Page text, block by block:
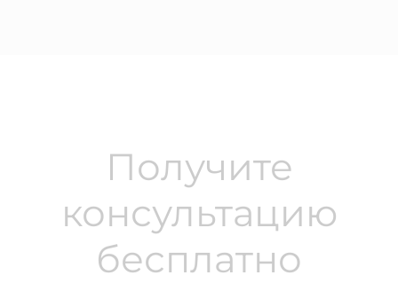
Получите
консультацию
бесплатно